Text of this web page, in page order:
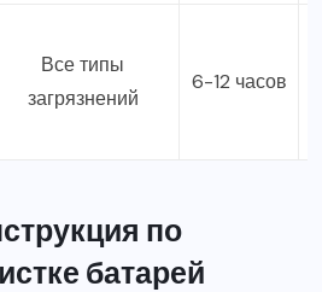
Все типы
загрязнений
6-12 часов
по
батарей